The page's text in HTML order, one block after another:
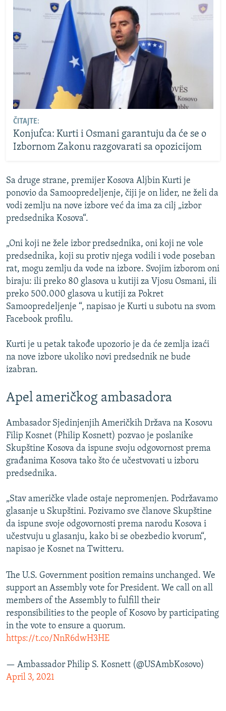
ČITAJTE:
Konjufca: Kurti i Osmani garantuju da će se o
Izbornom Zakonu razgovarati sa opozicijom
Sa druge strane, premijer Kosova Aljbin Kurti je
ponovio da Samoopredeljenje, čiji je on lider, ne želi da
vodi zemlju na nove izbore već da ima za cilj „izbor
predsednika Kosova“.
„Oni koji ne žele izbor predsednika, oni koji ne vole
predsednika, koji su protiv njega vodili i vode poseban
rat, mogu zemlju da vode na izbore. Svojim izborom oni
biraju: ili preko 80 glasova u kutiji za Vjosu Osmani, ili
preko 500.000 glasova u kutiji za Pokret
Samoopredeljenje “, napisao je Kurti u subotu na svom
Facebook profilu.
Kurti je u petak takođe upozorio je da će zemlja izaći
na nove izbore ukoliko novi predsednik ne bude
izabran.
Apel američkog ambasadora
Ambasador Sjedinjenjih Američkih Država na Kosovu
Filip Kosnet (Philip Kosnett) pozvao je poslanike
Skupštine Kosova da ispune svoju odgovornost prema
građanima Kosova tako što će učestvovati u izboru
predsednika.
„Stav američke vlade ostaje nepromenjen. Podržavamo
glasanje u Skupštini. Pozivamo sve članove Skupštine
da ispune svoje odgovornosti prema narodu Kosova i
učestvuju u glasanju, kako bi se obezbedio kvorum“,
napisao je Kosnet na Twitteru.
The U.S. Government position remains unchanged. We
support an Assembly vote for President. We call on all
members of the Assembly to fulfill their
responsibilities to the people of Kosovo by participating
in the vote to ensure a quorum.
https://t.co/NnR6dwH3HE
— Ambassador Philip S. Kosnett (@USAmbKosovo)
April 3, 2021